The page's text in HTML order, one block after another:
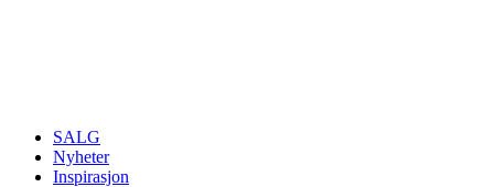
SALG
Nyheter
Inspirasjon